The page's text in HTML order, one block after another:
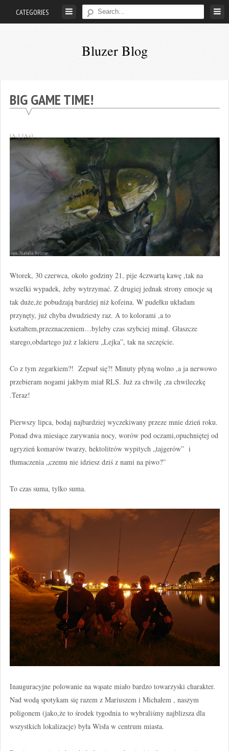
CATEGORIES
Bluzer Blog
się…
BIG GAME TIME!
[A-] [A+]
Wtorek, 30 czerwca, około godziny 21, pije 4czwartą kawę ,tak na
wszelki wypadek, żeby wytrzymać. Z drugiej jednak strony emocje są
tak duże,że pobudzają bardziej niż kofeina. W pudełku układam
przynęty, już chyba dwudziesty raz. A to kolorami ,a to
kształtem,przeznaczeniem…byleby czas szybciej minął. Głaszcze
starego,obdartego już z lakieru „Lejka”, tak na szczęście.
Co z tym zegarkiem?! Zepsuł się?! Minuty płyną wolno ,a ja nerwowo
przebieram nogami jakbym miał RLS. Już za chwilę ,za chwileczkę
.Teraz!
Pierwszy lipca, bodaj najbardziej wyczekiwany przeze mnie dzień roku.
Ponad dwa miesiące zarywania nocy, worów pod oczami,opuchniętej od
ugryzień komarów twarzy, hektolitrów wypitych „tajgerów” i
tłumaczenia „czemu nie idziesz dziś z nami na piwo?”
To czas suma, tylko suma.
Inauguracyjne polowanie na wąsate miało bardzo towarzyski charakter.
Nad wodą spotykam się razem z Mariuszem i Michałem , naszym
poligonem (jako,że to środek tygodnia to wybraliśmy najblizsza dla
wszystkich lokalizacje) była Wisła w centrum miasta.